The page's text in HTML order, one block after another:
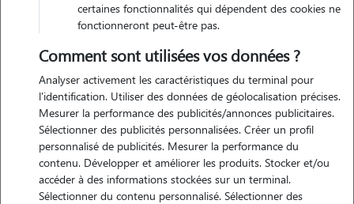
Motivation
en tant que pet-sitter, je m'engage à offrir une attention bienveillante
et dévouée à chaque animal que je prends en charge. je suis
conscient de l'importance du respect des besoins individuels de
chaque animal, que ce soit pour les promenades, les jeux, la
certaines fonctionnalités qui dépendent des cookies ne
fonctionneront peut-être pas.
Comment sont utilisées vos données ?
Analyser activement les caractéristiques du terminal pour
l'identification. Utiliser des données de géolocalisation précises.
Mesurer la performance des publicités/annonces publicitaires.
Sélectionner des publicités personnalisées. Créer un profil
personnalisé de publicités. Mesurer la performance du
contenu. Développer et améliorer les produits. Stocker et/ou
accéder à des informations stockées sur un terminal.
Sélectionner du contenu personnalisé. Sélectionner des